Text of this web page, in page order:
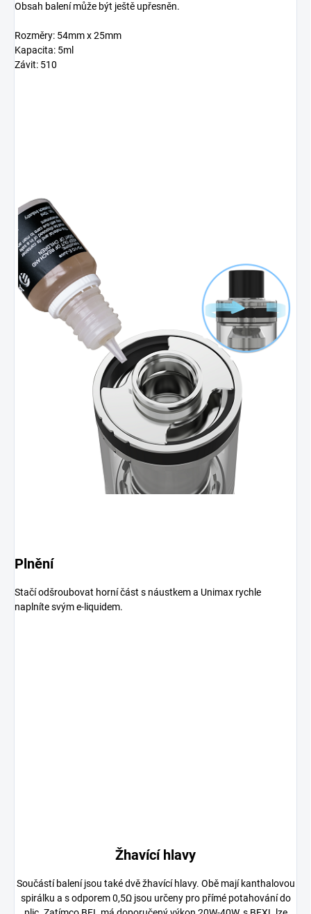
Obsah balení může být ještě upřesněn.
Rozměry: 54mm x 25mm
Kapacita: 5ml
Závit: 510
Plnění
Stačí odšroubovat horní část s náustkem a Unimax rychle
naplníte svým e-liquidem.
Žhavící hlavy
Součástí balení jsou také dvě žhavící hlavy. Obě mají kanthalovou
spirálku a s odporem 0,5Ω jsou určeny pro přímé potahování do